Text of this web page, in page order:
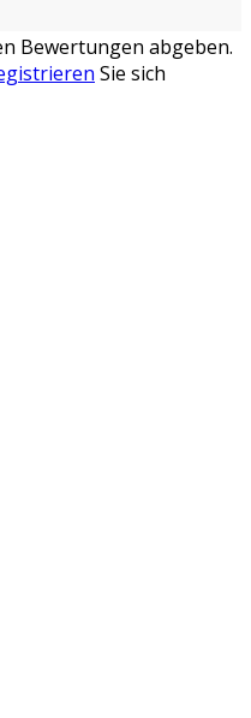
Bewertungen abgeben.
Sie sich